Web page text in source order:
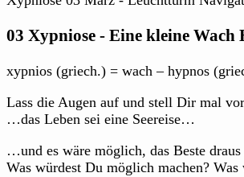
03 Xypniose - Eine kleine Wach
xypnios (griech.) = wach – hypnos
Lass die Augen auf und stell Dir mal
…das Leben sei eine Seereise…
…und es wäre möglich, das Beste draus
Was würdest Du möglich machen?